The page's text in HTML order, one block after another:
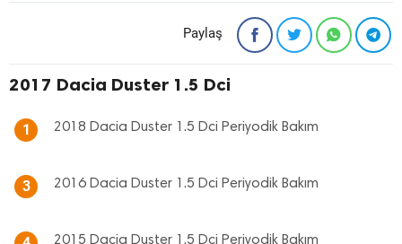
Paylaş
2017 Dacia Duster 1.5 Dci
1 2018 Dacia Duster 1.5 Dci Periyodik Bakım
3 2016 Dacia Duster 1.5 Dci Periyodik Bakım
2015 Dacia Duster 1.5 Dci Periyodik Bakım